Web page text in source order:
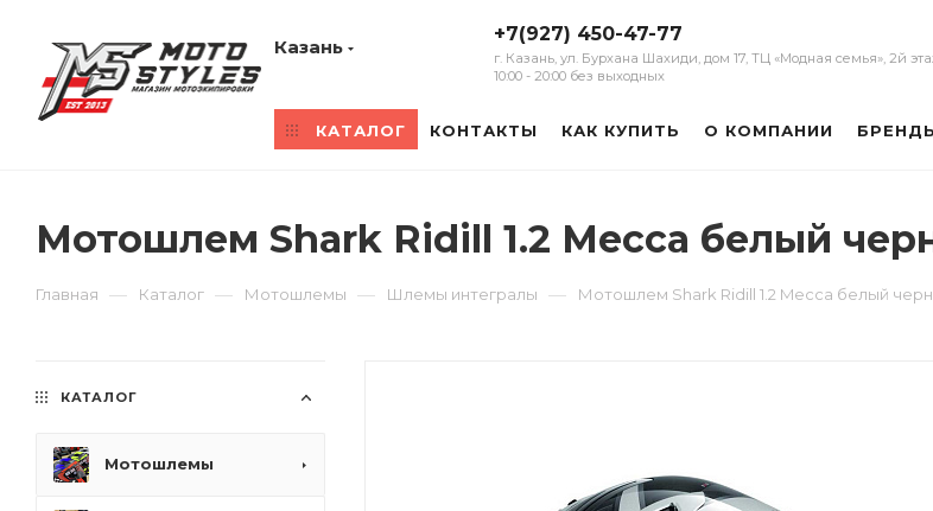
Казань
+7(927) 450-47-77
г. Казань, ул. Бурхана Шахиди, дом 17, ТЦ «Модная семья», 2й
10:00 - 20:00 без выходных
КАТАЛОГ КОНТАКТЫ КАК КУПИТЬ О КОМПАНИИ
Мотошлем Shark Ridill 1.2 Mecca белый
Главная — Каталог — Мотошлемы — Шлемы интегралы — Мотошлем Shark Ridill 1.2 Mecca белый
КАТАЛОГ
Мотошлемы